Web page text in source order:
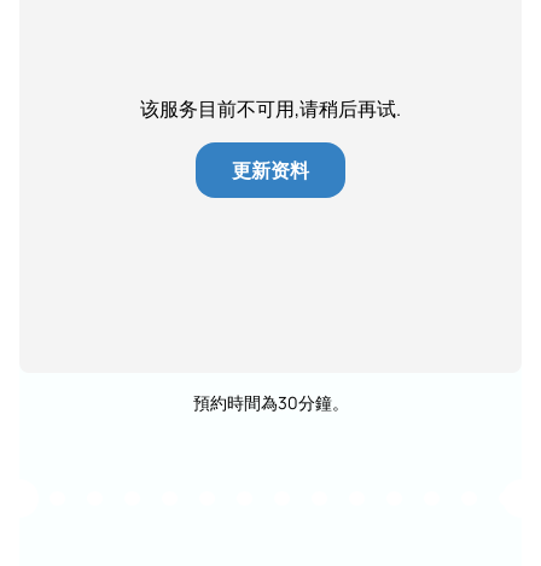
该服务目前不可用,请稍后再试.
更新资料
預約時間為30分鐘。